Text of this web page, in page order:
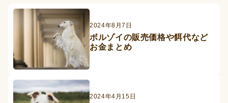
ペットフード事業
2024年8月7日
ボルゾイの販売価格や餌代など
お金まとめ
2024年4月15日